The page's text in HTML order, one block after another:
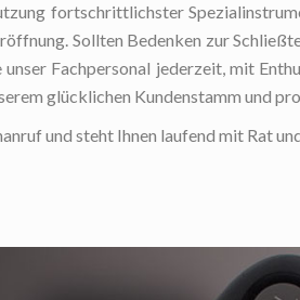
fortschrittlichster
Sollten Bedenken zur
unser Fachpersonal jederzeit, mit
glücklichen Kundenstamm und
und steht Ihnen laufend mit Rat